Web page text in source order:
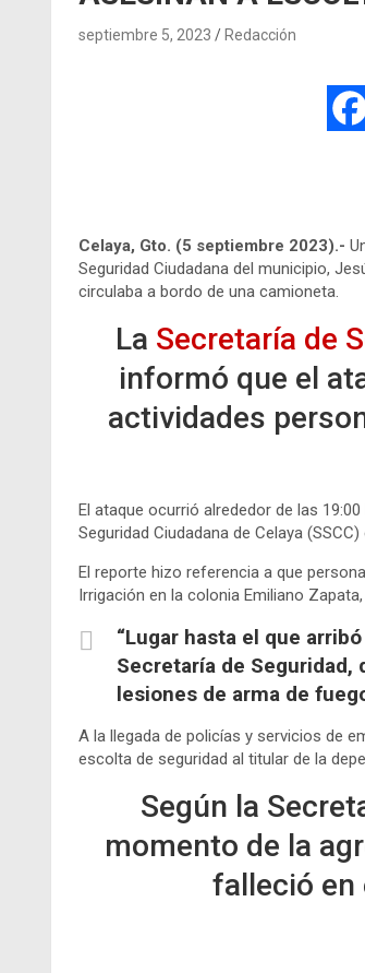
septiembre 5, 2023 Redacción
Celaya, Gto. (5 septiembre 2023).-
Seguridad Ciudadana del municipio,
circulaba a bordo de una camioneta.
La Secretaría de
informó que el
actividades
El ataque ocurrió alrededor de las
Seguridad Ciudadana de Celaya
El reporte hizo referencia a que
Irrigación en la colonia Emiliano
“Lugar hasta el que
Secretaría de Seguridad,
lesiones de arma de
A la llegada de policías y servicios de
escolta de seguridad al titular de la
Según la
momento de la
falleció en